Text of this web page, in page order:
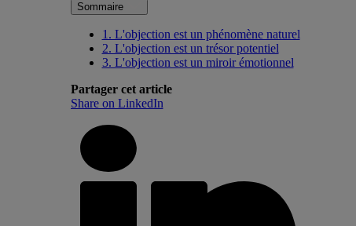
Sommaire
1. L'objection est un phénomène naturel
2. L'objection est un trésor potentiel
3. L'objection est un miroir émotionnel
Partager cet article
Share on LinkedIn